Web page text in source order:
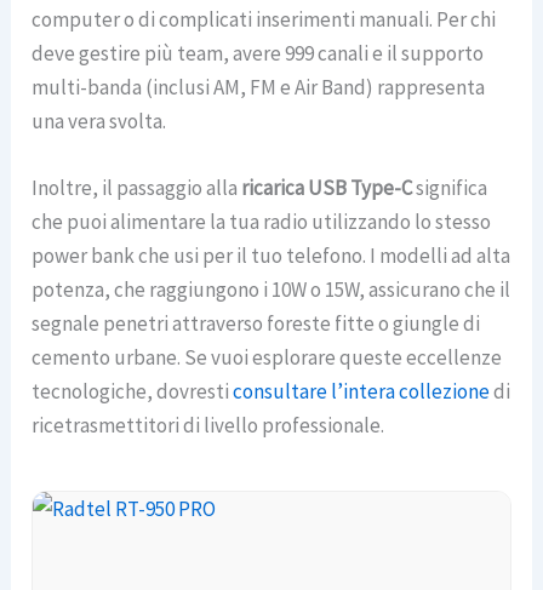
computer o di complicati inserimenti manuali. Per chi
deve gestire più team, avere 999 canali e il supporto
multi-banda (inclusi AM, FM e Air Band) rappresenta
una vera svolta.
Inoltre, il passaggio alla ricarica USB Type-Csignifica
che puoi alimentare la tua radio utilizzando lo stesso
power bank che usi per il tuo telefono. I modelli ad alta
potenza, che raggiungono i 10W o 15W, assicurano che il
segnale penetri attraverso foreste fitte o giungle di
cemento urbane. Se vuoi esplorare queste eccellenze
tecnologiche, dovresticonsultare l’intera collezionedi
ricetrasmettitori di livello professionale.